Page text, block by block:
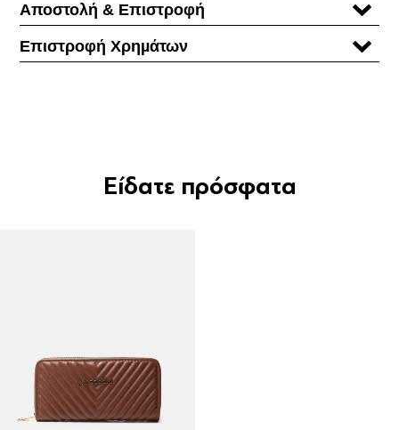
Αποστολή & Επιστροφή
Επιστροφή Χρηµάτων
Είδατε πρόσφατα